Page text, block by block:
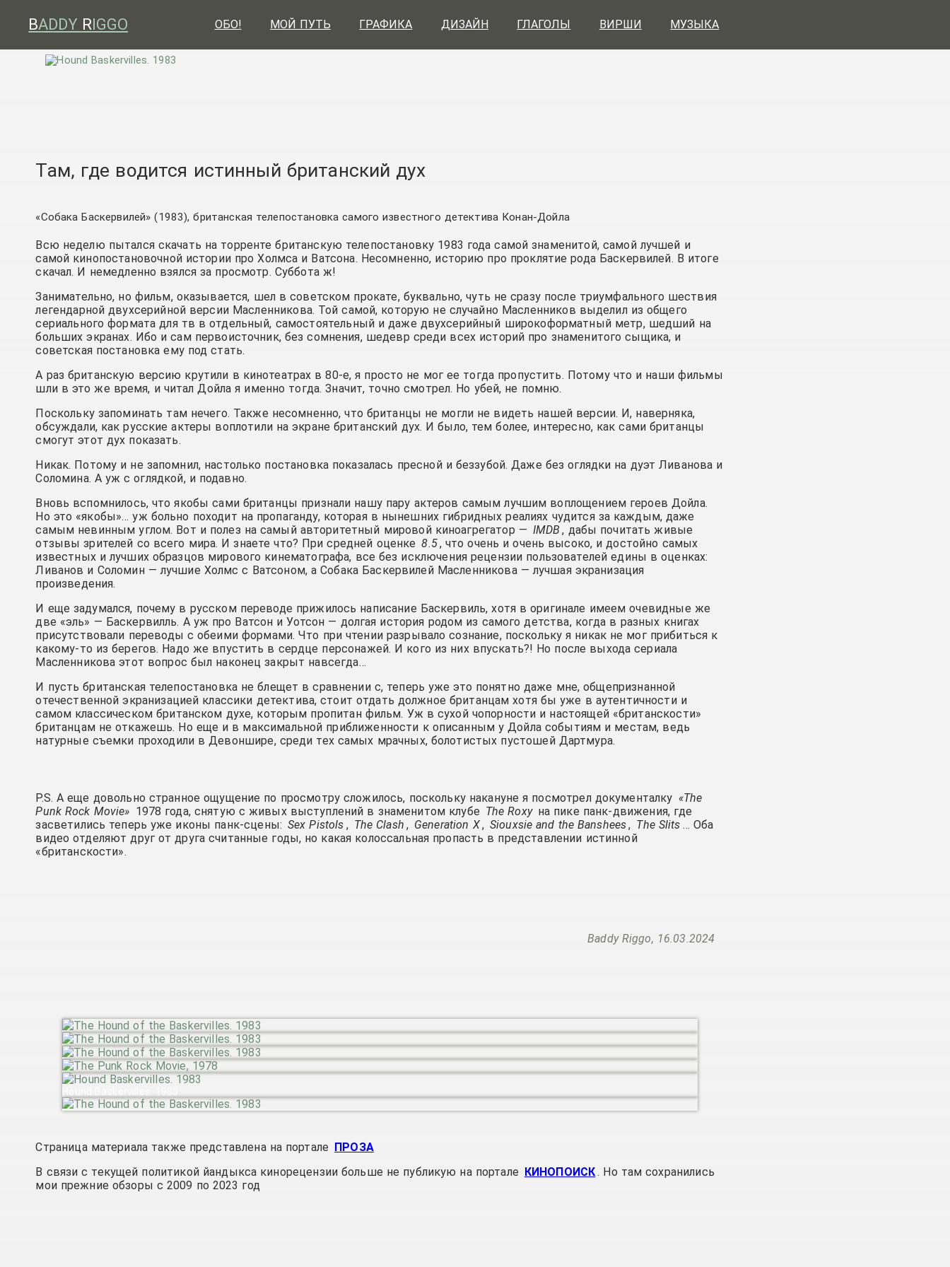
BADDY RIGGO ОБО! МОЙ ПУТЬ ГРАФИКА ДИЗАЙН ГЛАГОЛЫ ВИРШИ МУЗЫКА
Там, где водится истинный британский дух
«Собака Баскервилей» (1983), британская телепостановка самого известного детектива Конан-Дойла
Всю неделю пытался скачать на торренте британскую телепостановку 1983 года самой знаменитой, самой лучшей и
самой кинопостановочной истории про Холмса и Ватсона. Несомненно, историю про проклятие рода Баскервилей. В итоге
скачал. И немедленно взялся за просмотр. Суббота ж!
Занимательно, но фильм, оказывается, шел в советском прокате, буквально, чуть не сразу после триумфального шествия
легендарной двухсерийной версии Масленникова. Той самой, которую не случайно Масленников выделил из общего
сериального формата для тв в отдельный, самостоятельный и даже двухсерийный широкоформатный метр, шедший на
больших экранах. Ибо и сам первоисточник, без сомнения, шедевр среди всех историй про знаменитого сыщика, и
советская постановка ему под стать.
А раз британскую версию крутили в кинотеатрах в 80-е, я просто не мог ее тогда пропустить. Потому что и наши фильмы
шли в это же время, и читал Дойла я именно тогда. Значит, точно смотрел. Но убей, не помню.
Поскольку запоминать там нечего. Также несомненно, что британцы не могли не видеть нашей версии. И, наверняка,
обсуждали, как русские актеры воплотили на экране британский дух. И было, тем более, интересно, как сами британцы
смогут этот дух показать.
Никак. Потому и не запомнил, настолько постановка показалась пресной и беззубой. Даже без оглядки на дуэт Ливанова и
Соломина. А уж с оглядкой, и подавно.
Вновь вспомнилось, что якобы сами британцы признали нашу пару актеров самым лучшим воплощением героев Дойла.
Но это «якобы»… уж больно походит на пропаганду, которая в нынешних гибридных реалиях чудится за каждым, даже
самым невинным углом. Вот и полез на самый авторитетный мировой киноагрегатор — IMDB, дабы почитать живые
отзывы зрителей со всего мира. И знаете что? При средней оценке 8.5, что очень и очень высоко, и достойно самых
известных и лучших образцов мирового кинематографа, все без исключения рецензии пользователей едины в оценках:
Ливанов и Соломин — лучшие Холмс с Ватсоном, а Собака Баскервилей Масленникова — лучшая экранизация
произведения.
И еще задумался, почему в русском переводе прижилось написание Баскервиль, хотя в оригинале имеем очевидные же
две «эль» — Баскервилль. А уж про Ватсон и Уотсон — долгая история родом из самого детства, когда в разных книгах
присутствовали переводы с обеими формами. Что при чтении разрывало сознание, поскольку я никак не мог прибиться к
какому-то из берегов. Надо же впустить в сердце персонажей. И кого из них впускать?! Но после выхода сериала
Масленникова этот вопрос был наконец закрыт навсегда…
И пусть британская телепостановка не блещет в сравнении с, теперь уже это понятно даже мне, общепризнанной
отечественной экранизацией классики детектива, стоит отдать должное британцам хотя бы уже в аутентичности и
самом классическом британском духе, которым пропитан фильм. Уж в сухой чопорности и настоящей «британскости»
британцам не откажешь. Но еще и в максимальной приближенности к описанным у Дойла событиям и местам, ведь
натурные съемки проходили в Девоншире, среди тех самых мрачных, болотистых пустошей Дартмура.
P.S. А еще довольно странное ощущение по просмотру сложилось, поскольку накануне я посмотрел документалку «The
Punk Rock Movie» 1978 года, снятую с живых выступлений в знаменитом клубе The Roxy на пике панк-движения, где
засветились теперь уже иконы панк-сцены: Sex Pistols , The Clash , Generation X, Siouxsie and the Banshees, The Slits … Оба
видео отделяют друг от друга считанные годы, но какая колоссальная пропасть в представлении истинной
«британскости».
Baddy Riggo, 16.03.2024
Страница материала также представлена на портале ПРОЗА
В связи с текущей политикой йандыкса кинорецензии больше не публикую на портале КИНОПОИСК. Но там сохранились
мои прежние обзоры с 2009 по 2023 год